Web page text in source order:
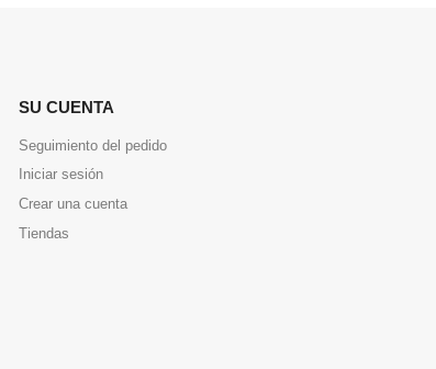
SU CUENTA
Seguimiento del pedido
Iniciar sesión
Crear una cuenta
Tiendas